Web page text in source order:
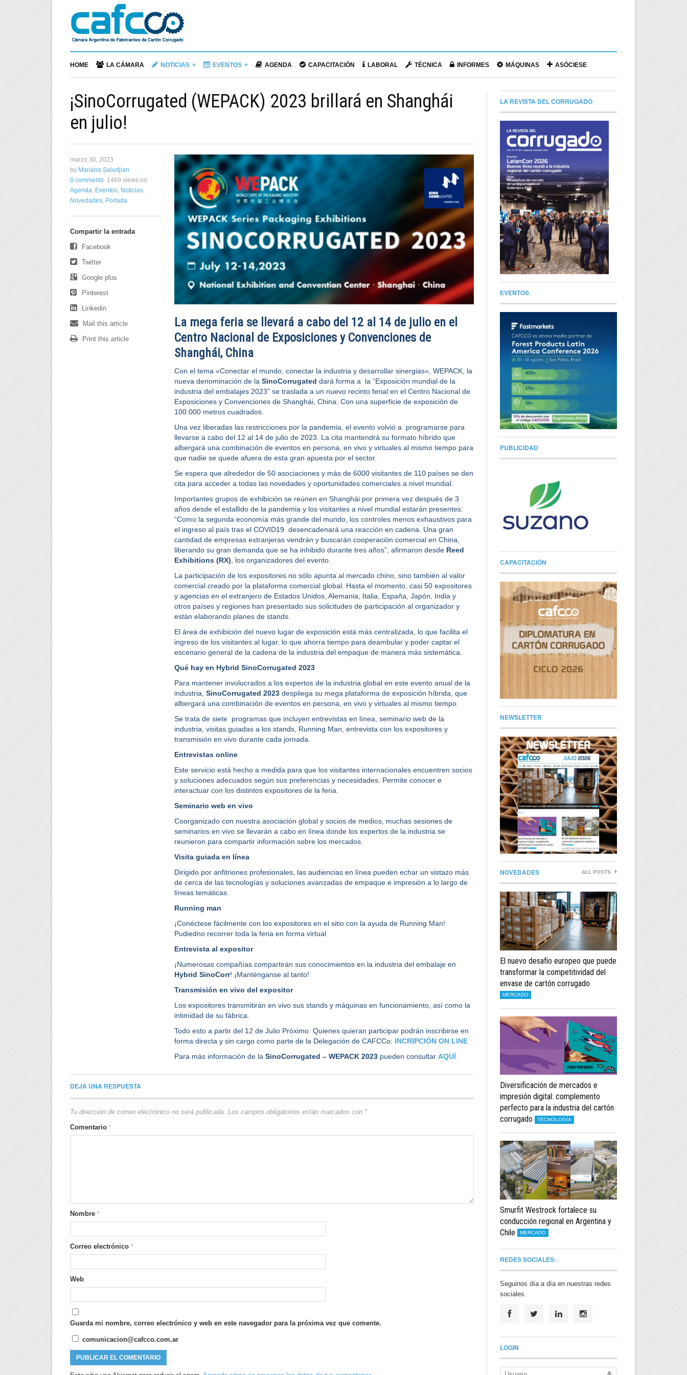
HOME LA CÁMARA NOTICIAS EVENTOS AGENDA CAPACITACIÓN LABORAL TÉCNICA INFORMES MÁQUINAS ASÓCIESE
¡SinoCorrugated (WEPACK) 2023 brillará en Shanghái
en julio!
La mega feria se llevará a cabo del 12 al 14 de julio en el
Centro Nacional de Exposiciones y Convenciones de
Shanghái, China
Con el tema «Conectar el mundo, conectar la industria y desarrollar sinergias», WEPACK, la
nueva denominación de la SinoCorrugated dará forma a la “Exposición mundial de la
industria del embalajes 2023” se traslada a un nuevo recinto ferial en el Centro Nacional de
Exposiciones y Convenciones de Shanghái, China. Con una superficie de exposición de
100.000 metros cuadrados.
Una vez liberadas las restricciones por la pandemia, el evento volvió a programarse para
llevarse a cabo del 12 al 14 de julio de 2023. La cita mantendrá su formato híbrido que
albergará una combinación de eventos en persona, en vivo y virtuales al mismo tiempo para
que nadie se quede afuera de esta gran apuesta por el sector.
Se espera que alrededor de 50 asociaciones y más de 6000 visitantes de 110 países se den
cita para acceder a todas las novedades y oportunidades comerciales a nivel mundial.
Importantes grupos de exhibición se reúnen en Shanghái por primera vez después de 3
años desde el estallido de la pandemia y los visitantes a nivel mundial estarán presentes.
“Como la segunda economía más grande del mundo, los controles menos exhaustivos para
el ingreso al país tras el COVID19 desencadenará una reacción en cadena. Una gran
cantidad de empresas extranjeras vendrán y buscarán cooperación comercial en China,
liberando su gran demanda que se ha inhibido durante tres años”, afirmaron desde Reed
Exhibitions (RX) , los organizadores del evento.
La participación de los expositores no sólo apunta al mercado chino, sino también al valor
comercial creado por la plataforma comercial global. Hasta el momento, casi 50 expositores
y agencias en el extranjero de Estados Unidos, Alemania, Italia, España, Japón, India y
otros países y regiones han presentado sus solicitudes de participación al organizador y
están elaborando planes de stands.
El área de exhibición del nuevo lugar de exposición está más centralizada, lo que facilita el
ingreso de los visitantes al lugar, lo que ahorra tiempo para deambular y poder captar el
escenario general de la cadena de la industria del empaque de manera más sistemática.
Qué hay en Hybrid SinoCorrugated 2023
Para mantener involucrados a los expertos de la industria global en este evento anual de la
industria, SinoCorrugated 2023despliega su mega plataforma de exposición híbrida, que
albergará una combinación de eventos en persona, en vivo y virtuales al mismo tiempo.
Se trata de siete programas que incluyen entrevistas en línea, seminario web de la
industria, visitas guiadas a los stands, Running Man, entrevista con los expositores y
transmisión en vivo durante cada jornada.
Entrevistas online
Este servicio está hecho a medida para que los visitantes internacionales encuentren socios
y soluciones adecuados según sus preferencias y necesidades. Permite conocer e
interactuar con los distintos expositores de la feria.
Seminario web en vivo
Coorganizado con nuestra asociación global y socios de medios, muchas sesiones de
seminarios en vivo se llevarán a cabo en línea donde los expertos de la industria se
reunieron para compartir información sobre los mercados.
Visita guiada en línea
Dirigido por anfitriones profesionales, las audiencias en línea pueden echar un vistazo más
de cerca de las tecnologías y soluciones avanzadas de empaque e impresión a lo largo de
líneas temáticas.
Running man
¡Conéctese fácilmente con los expositores en el sitio con la ayuda de Running Man!
Pudiedno recorrer toda la feria en forma virtual
Entrevista al expositor
¡Numerosas compañías compartirán sus conocimientos en la industria del embalaje en
Hybrid SinoCorr! ¡Manténganse al tanto!
Transmisión en vivo del expositor
Los expositores transmitirán en vivo sus stands y máquinas en funcionamiento, así como la
intimidad de su fábrica.
Todo esto a partir del 12 de Julio Próximo. Quienes quieran participar podrán inscribirse en
forma directa y sin cargo como parte de la Delegación de CAFCCo: INCRIPCIÓN ON LINE
Para más información de la SinoCorrugated – WEPACK 2023pueden consultar AQUÍ
marzo 30, 2023
by Mariano Saludjian
0 comments 1469 views on
Agenda, Eventos, Noticias,
Novedades, Portada
Compartir la entrada
Facebook
Twitter
Google plus
Pinterest
Linkedin
Mail this article
Print this article
DEJA UNA RESPUESTA
Tu dirección de correo electrónico no será publicada. Los campos obligatorios están marcados con *
Comentario *
Nombre *
Correo electrónico *
Web
Guarda mi nombre, correo electrónico y web en este navegador para la próxima vez que comente.
comunicacion@cafcco.com.ar
LA REVISTA DEL CORRUGADO
EVENTOS
PUBLICIDAD
CAPACITACIÓN
NEWSLETTER
NOVEDADES ALL POSTS
El nuevo desafío europeo que puede
transformar la competitividad del
envase de cartón corrugado
MERCADO
Diversificación de mercados e
impresión digital: complemento
perfecto para la industria del cartón
corrugado
TECNOLOGÍA
Smurfit Westrock fortalece su
conducción regional en Argentina y
Chile
MERCADO
REDES SOCIALES:
Seguinos día a día en nuestras redes
sociales.
LOGIN